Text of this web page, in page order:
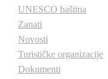
UNESCO baština
Zanati
Novosti
Turističke organizacije
Dokumenti